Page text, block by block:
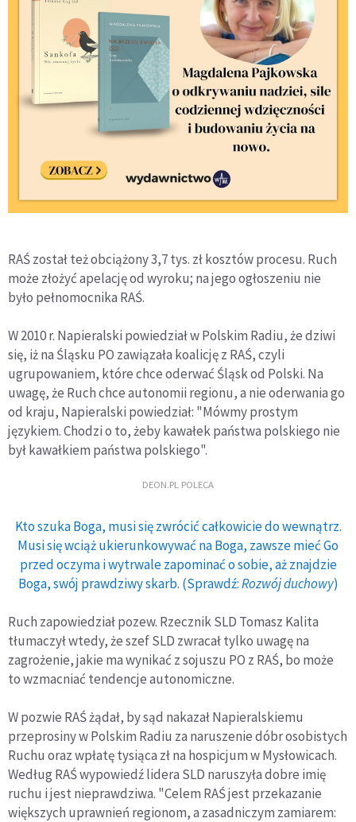
RAŚ został też obciążony 3,7 tys. zł kosztów procesu. Ruch
może złożyć apelację od wyroku; na jego ogłoszeniu nie
było pełnomocnika RAŚ.
W 2010 r. Napieralski powiedział w Polskim Radiu, że dziwi
się, iż na Śląsku PO zawiązała koalicję z RAŚ, czyli
ugrupowaniem, które chce oderwać Śląsk od Polski. Na
uwagę, że Ruch chce autonomii regionu, a nie oderwania go
od kraju, Napieralski powiedział: "Mówmy prostym
językiem. Chodzi o to, żeby kawałek państwa polskiego nie
był kawałkiem państwa polskiego".
DEON.PL POLECA
Kto szuka Boga, musi się zwrócić całkowicie do wewnątrz.
Musi się wciąż ukierunkowywać na Boga, zawsze mieć Go
przed oczyma i wytrwale zapominać o sobie, aż znajdzie
Boga, swój prawdziwy skarb. (Sprawdź:Rozwój duchowy)
Ruch zapowiedział pozew. Rzecznik SLD Tomasz Kalita
tłumaczył wtedy, że szef SLD zwracał tylko uwagę na
zagrożenie, jakie ma wynikać z sojuszu PO z RAŚ, bo może
to wzmacniać tendencje autonomiczne.
W pozwie RAŚ żądał, by sąd nakazał Napieralskiemu
przeprosiny w Polskim Radiu za naruszenie dóbr osobistych
Ruchu oraz wpłatę tysiąca zł na hospicjum w Mysłowicach.
Według RAŚ wypowiedź lidera SLD naruszyła dobre imię
ruchu i jest nieprawdziwa. "Celem RAŚ jest przekazanie
większych uprawnień regionom, a zasadniczym zamiarem: